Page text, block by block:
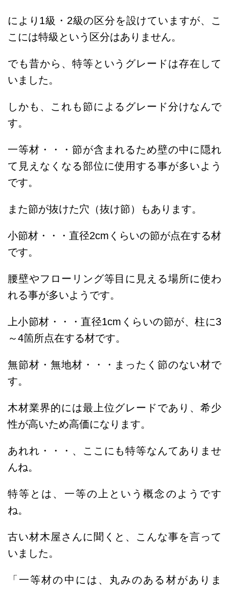
により1級・2級の区分を設けていますが、こ
こには特級という区分はありません。
でも昔から、特等というグレードは存在して
いました。
しかも、これも節によるグレード分けなんで
す。
一等材・・・節が含まれるため壁の中に隠れ
て見えなくなる部位に使用する事が多いよう
です。
また節が抜けた穴（抜け節）もあります。
小節材・・・直径2cmくらいの節が点在する材
です。
腰壁やフローリング等目に見える場所に使わ
れる事が多いようです。
上小節材・・・直径1cmくらいの節が、柱に3
～4箇所点在する材です。
無節材・無地材・・・ まったく節のない材で
す。
木材業界的には最上位グレードであり、希少
性が高いため高価になります。
あれれ・・・、ここにも特等なんてありませ
んね。
特等とは、一等の上という概念のようです
ね。
古い材木屋さんに聞くと、こんな事を言って
いました。
「一等材の中には、丸みのある材がありま